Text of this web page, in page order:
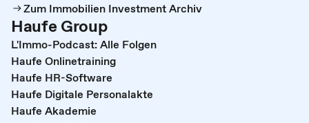
Zum Immobilien Investment Archiv
Haufe Group
L'Immo-Podcast: Alle Folgen
Haufe Onlinetraining
Haufe HR-Software
Haufe Digitale Personalakte
Haufe Akademie